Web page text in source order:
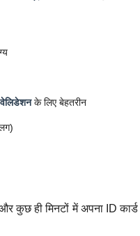
वेलिडेशनके लिए बेहतरीन
कुछ ही मिनटों में अपना ID कार्ड